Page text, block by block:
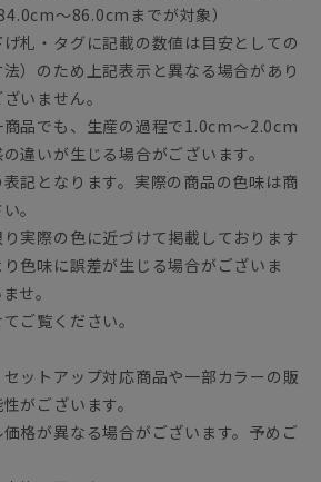
～86.0cmまでが対象）
札・タグに記載の数値は目安としての
）のため上記表示と異なる場合があり
いません。
品でも、生産の過程で1.0cm～2.0cm
違いが生じる場合がございます。
記となります。実際の商品の色味は商
。
実際の色に近づけて掲載しております
色味に誤差が生じる場合がございま
せ。
ご覧ください。
ットアップ対応商品や一部カラーの販
がございます。
格が異なる場合がございます。予めご